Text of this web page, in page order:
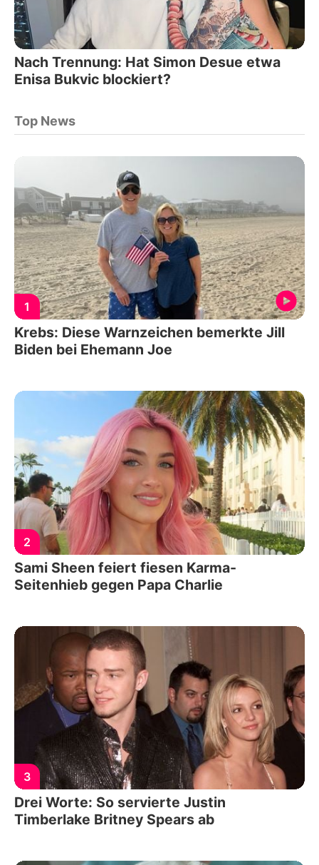
Nach Trennung: Hat Simon Desue etwa
Enisa Bukvic blockiert?
Top News
1
Krebs: Diese Warnzeichen bemerkte Jill
Biden bei Ehemann Joe
2
Sami Sheen feiert fiesen Karma-
Seitenhieb gegen Papa Charlie
3
Drei Worte: So servierte Justin
Timberlake Britney Spears ab